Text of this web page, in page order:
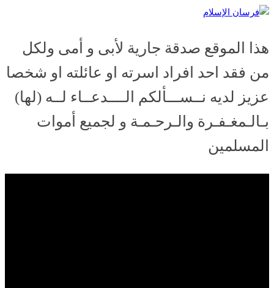
Skip
content
هذا الموقع صدقة جارية لأبى و أمى ولكل
من فقد احد افراد اسرته او عائلته او شخصا
عزيز لديه نــســـألكم الــــدعــاء لــه (لها)
بـالـمغـفـرة والـرحـمـة و لجميع أموات
المسلمين